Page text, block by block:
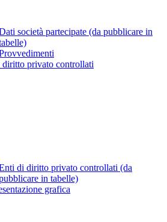
società partecipate (da pubblicare in
privato controllati
di diritto privato controllati (da
in tabelle)
grafica